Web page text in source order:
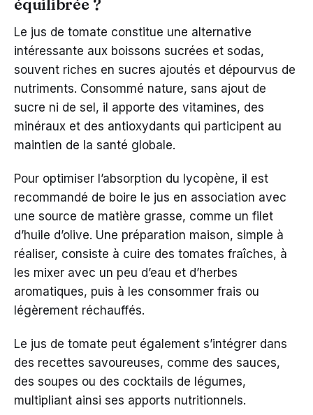
équilibrée ?
Le jus de tomate constitue une alternative
intéressante aux boissons sucrées et sodas,
souvent riches en sucres ajoutés et dépourvus de
nutriments. Consommé nature, sans ajout de
sucre ni de sel, il apporte des vitamines, des
minéraux et des antioxydants qui participent au
maintien de la santé globale.
Pour optimiser l’absorption du lycopène, il est
recommandé de boire le jus en association avec
une source de matière grasse, comme un filet
d’huile d’olive. Une préparation maison, simple à
réaliser, consiste à cuire des tomates fraîches, à
les mixer avec un peu d’eau et d’herbes
aromatiques, puis à les consommer frais ou
légèrement réchauffés.
Le jus de tomate peut également s’intégrer dans
des recettes savoureuses, comme des sauces,
des soupes ou des cocktails de légumes,
multipliant ainsi ses apports nutritionnels.